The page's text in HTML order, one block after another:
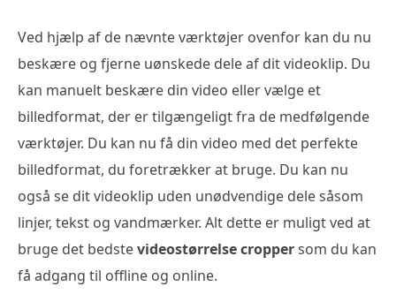
Ved hjælp af de nævnte værktøjer ovenfor kan du nu
beskære og fjerne uønskede dele af dit videoklip. Du
kan manuelt beskære din video eller vælge et
billedformat, der er tilgængeligt fra de medfølgende
værktøjer. Du kan nu få din video med det perfekte
billedformat, du foretrækker at bruge. Du kan nu
også se dit videoklip uden unødvendige dele såsom
linjer, tekst og vandmærker. Alt dette er muligt ved at
bruge det bedstevideostørrelse croppersom du kan
få adgang til offline og online.